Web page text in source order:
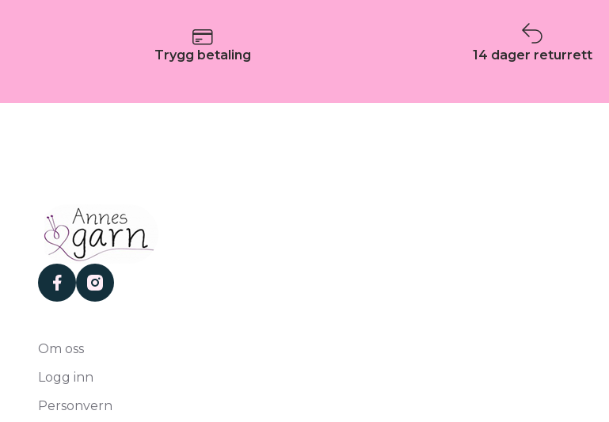
Trygg betaling 14 dager returrett
facebookinstagram
Om oss
Logg inn
Personvern